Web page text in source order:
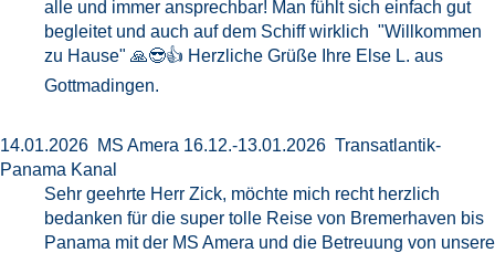
alle und immer ansprechbar! Man fühlt sich einfach gut
begleitet und auch auf dem Schiff wirklich "Willkommen
zu Hause" 🙏😎👍 Herzliche Grüße Ihre Else L. aus
Gottmadingen.
14.01.2026 MS Amera 16.12.-13.01.2026 Transatlantik-
Panama Kanal
Sehr geehrte Herr Zick, möchte mich recht herzlich
bedanken für die super tolle Reise von Bremerhaven bis
Panama mit der MS Amera und die Betreuung von unsere